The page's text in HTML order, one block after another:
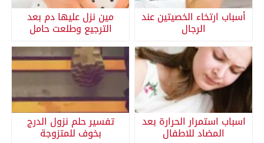
أسباب ارتخاء الخصيتين عند
الرجال
مين نزل عليها دم بعد
الترجيع وطلعت حامل
اسباب استمرار الحرارة بعد
المضاد للاطفال
تفسير حلم نزول الدرج
بخوف للمتزوجة